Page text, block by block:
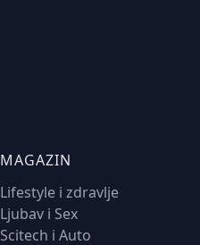
MAGAZIN
Lifestyle i zdravlje
Ljubav i Sex
Scitech i Auto